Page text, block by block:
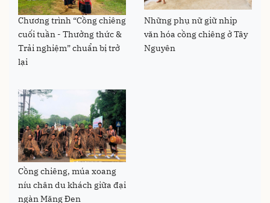
Chương trình “Cồng chiêng
cuối tuần - Thưởng thức &
Trải nghiệm” chuẩn bị trở
lại
Những phụ nữ giữ nhịp
văn hóa cồng chiêng ở Tây
Nguyên
Cồng chiêng, múa xoang
níu chân du khách giữa đại
ngàn Măng Đen